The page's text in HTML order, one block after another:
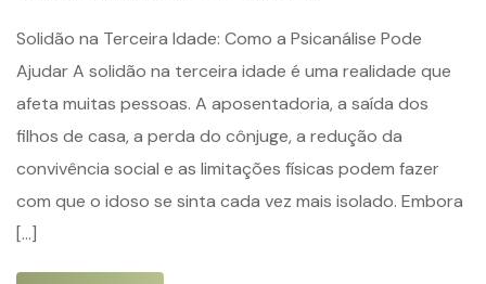
Solidão na Terceira Idade: Como a Psicanálise Pode
Ajudar A solidão na terceira idade é uma realidade que
afeta muitas pessoas. A aposentadoria, a saída dos
filhos de casa, a perda do cônjuge, a redução da
convivência social e as limitações físicas podem fazer
com que o idoso se sinta cada vez mais isolado. Embora
[…]